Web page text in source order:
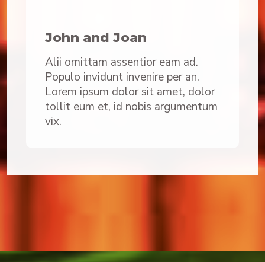
John and Joan
Alii omittam assentior eam ad.
Populo invidunt invenire per an.
Lorem ipsum dolor sit amet, dolor
tollit eum et, id nobis argumentum
vix.